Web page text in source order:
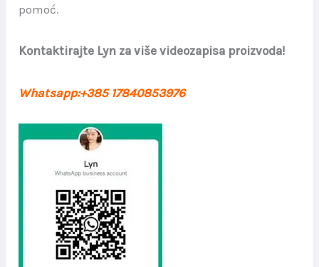
pomoć.
Kontaktirajte Lyn za više videozapisa proizvoda!
Whatsapp:+385 17840853976